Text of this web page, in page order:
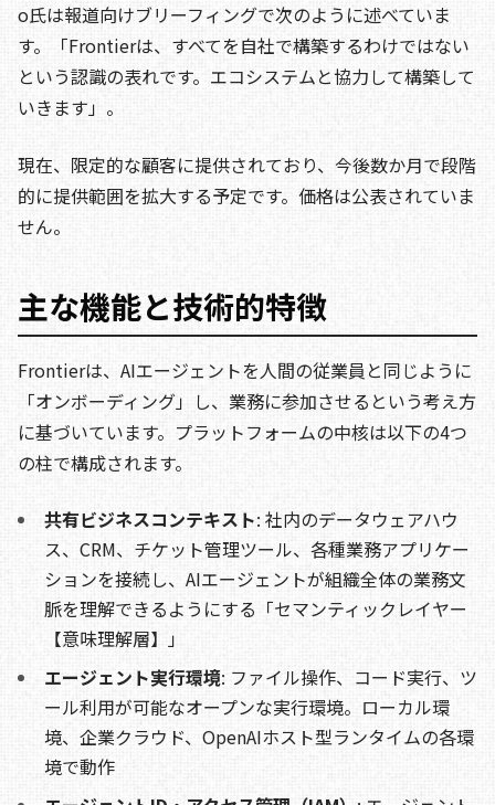
o氏は報道向けブリーフィングで次のように述べていま
す。「Frontierは、すべてを自社で構築するわけではない
という認識の表れです。エコシステムと協力して構築して
いきます」。
現在、限定的な顧客に提供されており、今後数か月で段階
的に提供範囲を拡大する予定です。価格は公表されていま
せん。
主な機能と技術的特徴
Frontierは、AIエージェントを人間の従業員と同じように
「オンボーディング」し、業務に参加させるという考え方
に基づいています。プラットフォームの中核は以下の4つ
の柱で構成されます。
共有ビジネスコンテキスト: 社内のデータウェアハウ
ス、CRM、チケット管理ツール、各種業務アプリケー
ションを接続し、AIエージェントが組織全体の業務文
脈を理解できるようにする「セマンティックレイヤー
【意味理解層】」
エージェント実行環境: ファイル操作、コード実行、ツ
ール利用が可能なオープンな実行環境。ローカル環
境、企業クラウド、OpenAIホスト型ランタイムの各環
境で動作